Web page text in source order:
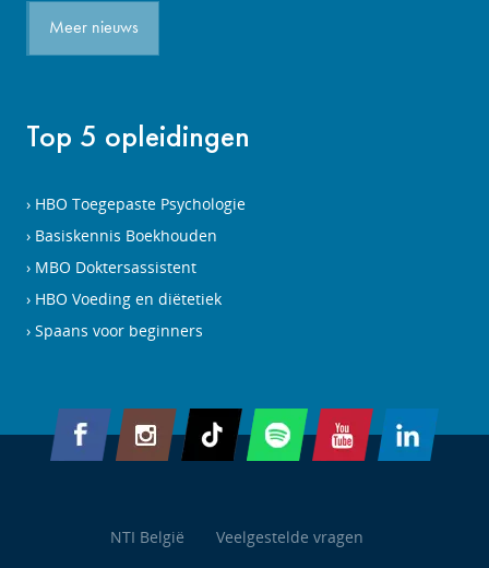
Meer nieuws
Top 5 opleidingen
HBO Toegepaste Psychologie
Basiskennis Boekhouden
MBO Doktersassistent
HBO Voeding en diëtetiek
Spaans voor beginners
NTI België Veelgestelde vragen